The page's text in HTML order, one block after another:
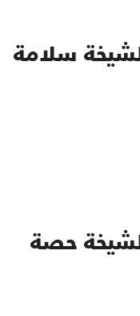
سلامة
حصة